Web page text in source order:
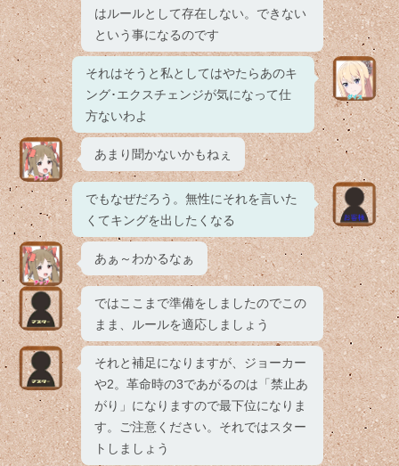
はルールとして存在しない。できない
という事になるのです
それはそうと私としてはやたらあのキ
ング･エクスチェンジが気になって仕
方ないわよ
あまり聞かないかもねぇ
でもなぜだろう。無性にそれを言いた
くてキングを出したくなる
あぁ～わかるなぁ
ではここまで準備をしましたのでこの
まま、ルールを適応しましょう
それと補足になりますが、ジョーカー
や2。革命時の3であがるのは「禁止あ
がり」になりますので最下位になりま
す。ご注意ください。それではスター
トしましょう